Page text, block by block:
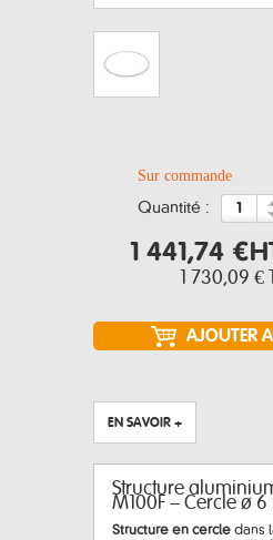
Sur commande
quantité :
1 441,74 €
1 730,09 €
EN SAVOIR +
Structure
M100F – Cercle ø 6
Structure en cercle dans